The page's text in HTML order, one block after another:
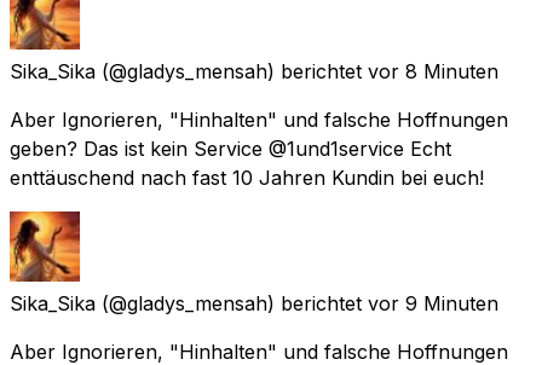
Sika_Sika (@gladys_mensah) berichtet vor 8 Minuten
Aber Ignorieren, "Hinhalten" und falsche Hoffnungen
geben? Das ist kein Service @1und1service Echt
enttäuschend nach fast 10 Jahren Kundin bei euch!
Sika_Sika (@gladys_mensah) berichtet vor 9 Minuten
Aber Ignorieren, "Hinhalten" und falsche Hoffnungen